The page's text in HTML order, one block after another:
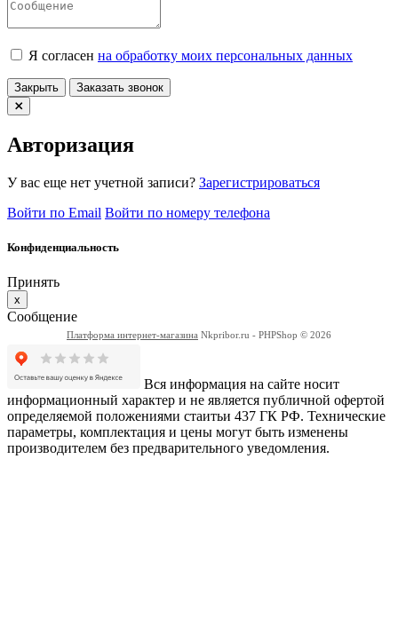
Я согласен на обработку моих персональных данных
Закрыть Заказать звонок
Авторизация
У вас еще нет учетной записи? Зарегистрироваться
Войти по Email Войти по номеру телефона
Конфиденциальность
Принять
x
Сообщение
Платформа интернет-магазина Nkpribor.ru - PHPShop © 2026
Вся информация на сайте носит
информационный характер и не является публичной офертой
определяемой положениями стаитьи 437 ГК РФ. Технические
параметры, комплектация и цены могут быть изменены
производителем без предварительного уведомления.